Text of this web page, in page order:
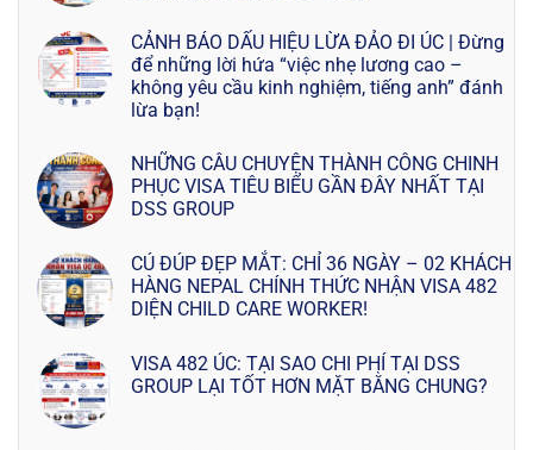
CẢNH BÁO DẤU HIỆU LỪA ĐẢO ĐI ÚC | Đừng
để những lời hứa “việc nhẹ lương cao –
không yêu cầu kinh nghiệm, tiếng anh” đánh
lừa bạn!
NHỮNG CÂU CHUYỆN THÀNH CÔNG CHINH
PHỤC VISA TIÊU BIỂU GẦN ĐÂY NHẤT TẠI
DSS GROUP
CÚ ĐÚP ĐẸP MẮT: CHỈ 36 NGÀY – 02 KHÁCH
HÀNG NEPAL CHÍNH THỨC NHẬN VISA 482
DIỆN CHILD CARE WORKER!
VISA 482 ÚC: TẠI SAO CHI PHÍ TẠI DSS
GROUP LẠI TỐT HƠN MẶT BẰNG CHUNG?